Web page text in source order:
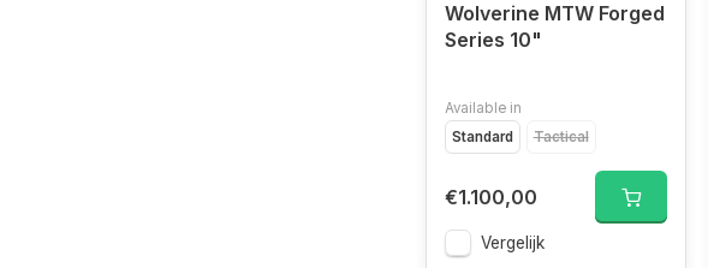
Wolverine MTW Forged
Series 10"
Available in
Standard
Tactical
€1.100,00
Vergelijk